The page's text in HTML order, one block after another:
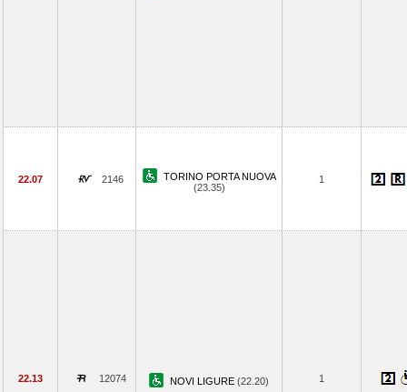
22.07 2146
TORINO PORTA NUOVA
(23.35)
1
22.13 12074 NOVI LIGURE (22.20) 1